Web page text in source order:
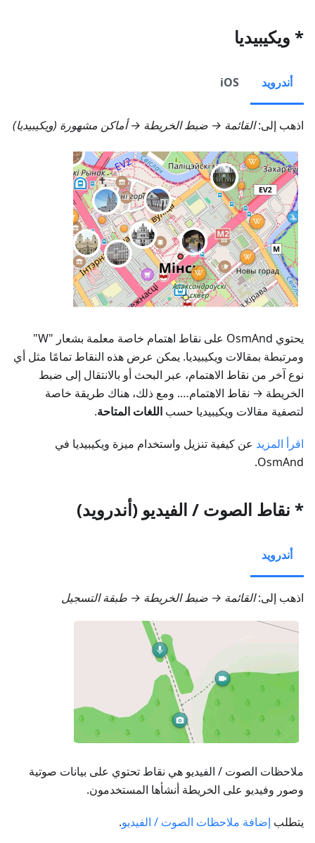
* ويكيبيديا
أندرويد iOS
اذهب إلى:القائمة → ضبط الخريطة → أماكن مشهورة (ويكيبيديا)
يحتوي OsmAnd على نقاط اهتمام خاصة معلمة بشعار "W"
ومرتبطة بمقالات ويكيبيديا. يمكن عرض هذه النقاط تمامًا مثل أي
نوع آخر من نقاط الاهتمام، عبر البحث أو بالانتقال إلى ضبط
الخريطة → نقاط الاهتمام…. ومع ذلك، هناك طريقة خاصة
لتصفية مقالات ويكيبيديا حسب اللغات المتاحة.
اقرأ المزيد عن كيفية تنزيل واستخدام ميزة ويكيبيديا في
OsmAnd.
* نقاط الصوت / الفيديو (أندرويد)
أندرويد
اذهب إلى:القائمة → ضبط الخريطة → طبقة التسجيل
ملاحظات الصوت / الفيديو هي نقاط تحتوي على بيانات صوتية
وصور وفيديو على الخريطة أنشأها المستخدمون.
يتطلب إضافة ملاحظات الصوت / الفيديو.